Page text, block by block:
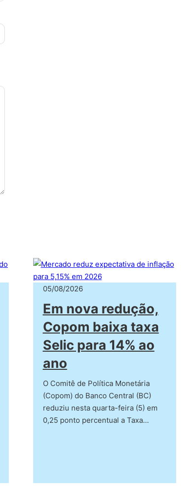
05/08/2026
Em nova redução,
Copom baixa taxa
Selic para 14% ao
ano
O Comitê de Política Monetária
(Copom) do Banco Central (BC)
reduziu nesta quarta-feira (5) em
0,25 ponto percentual a Taxa…